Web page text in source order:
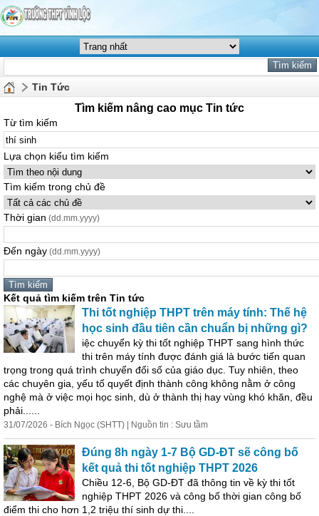
Tin Tức
Tìm kiếm nâng cao mục Tin tức
Từ tìm kiếm
Lựa chọn kiểu tìm kiếm
Tìm kiếm trong chủ đề
Thời gian (dd.mm.yyyy)
Đến ngày (dd.mm.yyyy)
Kết quả tìm kiếm trên Tin tức
Thi tốt nghiệp THPT trên máy tính: Thế hệ
học sinh đầu tiên cần chuẩn bị những gì?
iệc chuyển kỳ thi tốt nghiệp THPT sang hình thức
thi trên máy tính được đánh giá là bước tiến quan
trọng trong quá trình chuyển đổi số của giáo dục. Tuy nhiên, theo
các chuyên gia, yếu tố quyết định thành công không nằm ở công
nghệ mà ở việc mọi học sinh , dù ở thành thị hay vùng khó khăn, đều
phải......
31/07/2026 - Bích Ngọc (SHTT) | Nguồn tin : Sưu tầm
Đúng 8h ngày 1-7 Bộ GD-ĐT sẽ công bố
kết quả thi tốt nghiệp THPT 2026
Chiều 12-6, Bộ GD-ĐT đã thông tin về kỳ thi tốt
nghiệp THPT 2026 và công bố thời gian công bố
điểm thi cho hơn 1,2 triệu thí sinh dự thi....